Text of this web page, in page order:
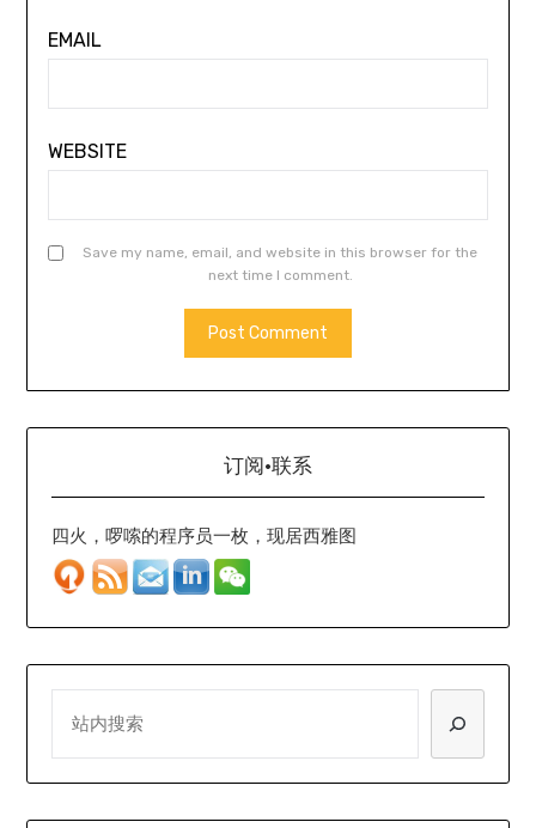
EMAIL
WEBSITE
Save my name, email, and website in this browser for the
next time I comment.
订阅·联系
四火，啰嗦的程序员一枚，现居西雅图